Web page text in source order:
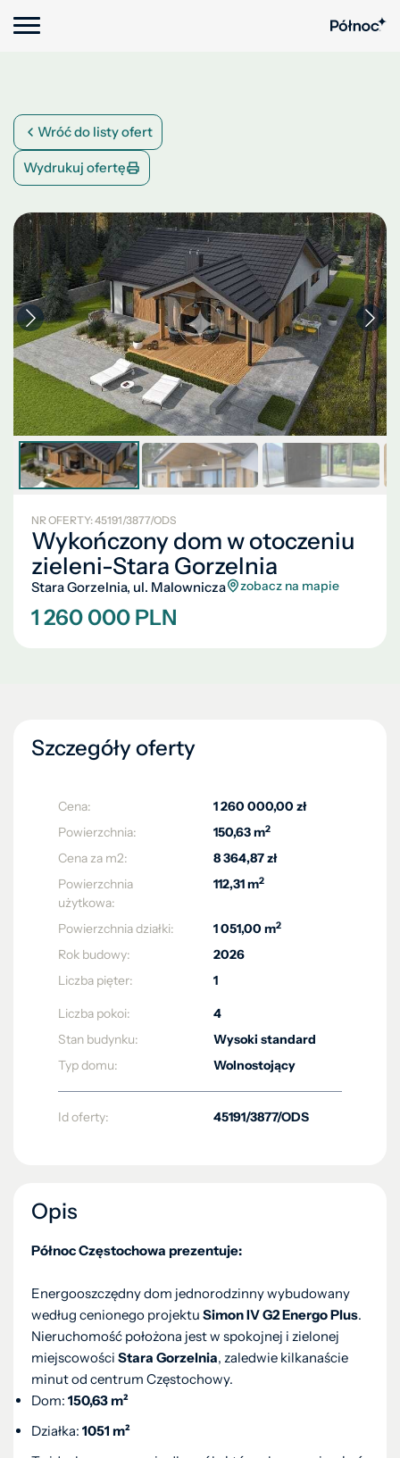
Wróć do listy ofert
Wydrukuj ofertę
NR OFERTY: 45191/3877/ODS
Wykończony dom w otoczeniu
zieleni-Stara Gorzelnia
Stara Gorzelnia, ul. Malownicza zobacz na mapie
1 260 000 PLN
Szczegóły oferty
Cena:
1 260 000,00 zł
Powierzchnia:
150,63 m2
Cena za m2:
8 364,87 zł
Powierzchnia
użytkowa:
112,31 m2
Powierzchnia działki: 1 051,00 m2
Rok budowy:
2026
Liczba pięter:
1
Liczba pokoi:
4
Stan budynku:
Wysoki standard
Typ domu:
Wolnostojący
Id oferty: 45191/3877/ODS
Opis
Północ Częstochowa prezentuje:
Energooszczędny dom jednorodzinny wybudowany
według cenionego projektu Simon IV G2 Energo Plus.
Nieruchomość położona jest w spokojnej i zielonej
miejscowości Stara Gorzelnia, zaledwie kilkanaście
minut od centrum Częstochowy.
Dom: 150,63 m²
Działka: 1051 m²